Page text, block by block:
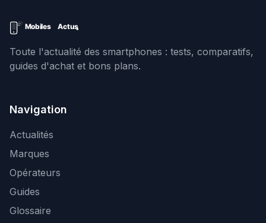
Toute l'actualité des smartphones : tests, comparatifs,
guides d'achat et bons plans.
Navigation
Actualités
Marques
Opérateurs
Guides
Glossaire